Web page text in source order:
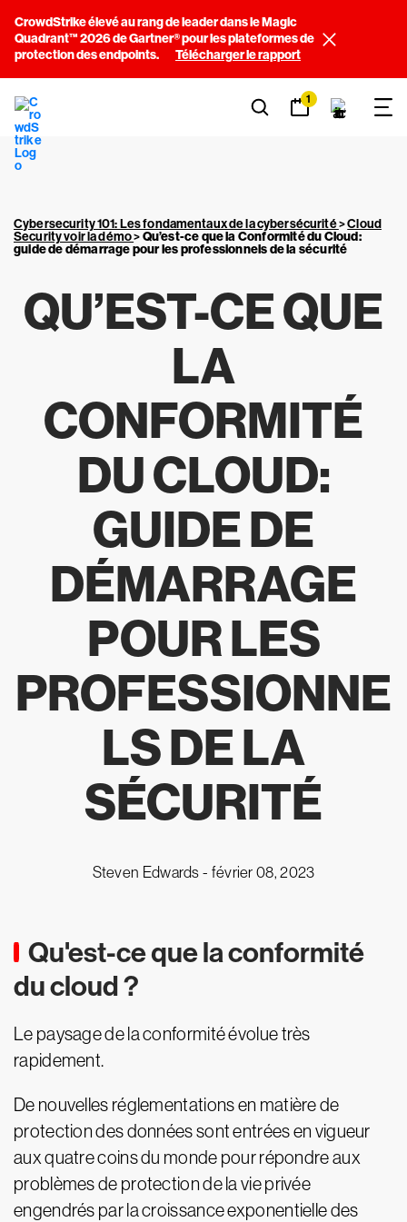
CrowdStrike élevé au rang de leader dans le Magic
Quadrant™ 2026 de Gartner® pour les plateformes de
protection des endpoints.
Télécharger le rapport
1
Cybersecurity 101: Les fondamentaux de la cybersécurité>Cloud
Security voir la démo>Qu’est-ce que la Conformité du Cloud:
guide de démarrage pour les professionnels de la sécurité
QU’EST-CE QUE
LA
CONFORMITÉ
DU CLOUD:
GUIDE DE
DÉMARRAGE
POUR LES
PROFESSIONNE
LS DE LA
SÉCURITÉ
Steven Edwards - février 08, 2023
Qu'est-ce que la conformité
du cloud ?
Le paysage de la conformité évolue très
rapidement.
De nouvelles réglementations en matière de
protection des données sont entrées en vigueur
aux quatre coins du monde pour répondre aux
problèmes de protection de la vie privée
engendrés par la croissance exponentielle des